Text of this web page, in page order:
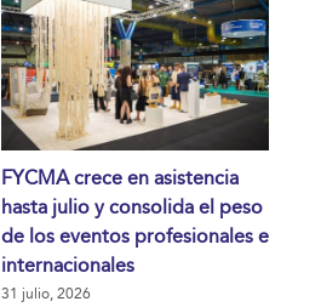
FYCMA crece en asistencia
hasta julio y consolida el peso
de los eventos profesionales e
internacionales
31 julio, 2026